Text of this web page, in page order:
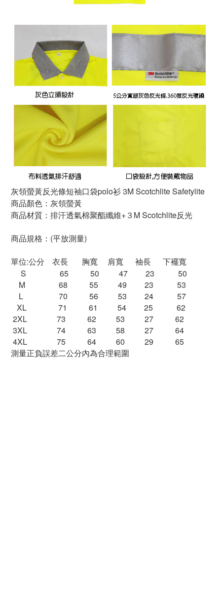
灰領螢黃反光條短袖口袋polo衫 3M Scotchlite Safetylite
商品顏色：灰領螢黃
商品材質：排汗透氣棉聚酯纖維+３M Scotchlite反光
商品規格：(平放測量)
單位:公分 衣長 胸寬 肩寬 袖長 下襬寬
S 65 50 47 23 50
M 68 55 49 23 53
L 70 56 53 24 57
XL 71 61 54 25 62
2XL 73 62 53 27 62
3XL 74 63 58 27 64
4XL 75 64 60 29 65
測量正負誤差二公分內為合理範圍